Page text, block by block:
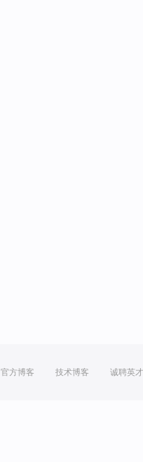
官方博客 技术博客 诚聘英才